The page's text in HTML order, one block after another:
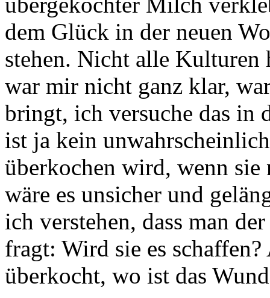
dem Glück in der neuen
stehen. Nicht alle Kulturen
war mir nicht ganz klar,
bringt, ich versuche das in
ist ja kein
überkochen wird, wenn
wäre es unsicher und
ich verstehen, dass man
fragt: Wird sie es
überkocht, wo ist das